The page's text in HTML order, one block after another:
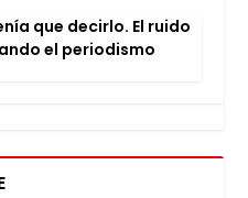
que decir­lo. El rui­do
el perio­dis­mo